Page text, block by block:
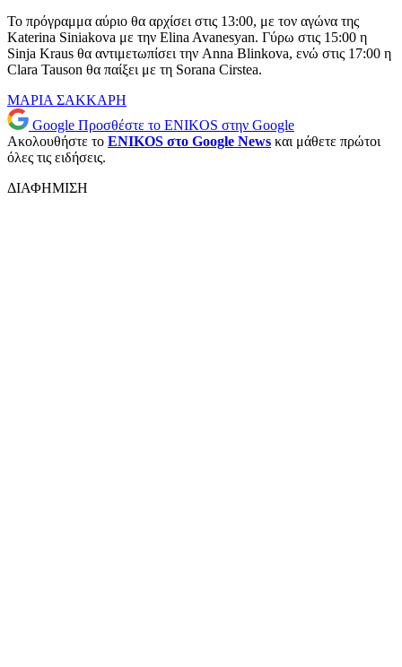
Το πρόγραμμα αύριο θα αρχίσει στις 13:00, με τον αγώνα της
Katerina Siniakova με την Elina Avanesyan. Γύρω στις 15:00 η
Sinja Kraus θα αντιμετωπίσει την Anna Blinkova, ενώ στις 17:00 η
Clara Tauson θα παίξει με τη Sorana Cirstea.
ΜΑΡΙΑ ΣΑΚΚΑΡΗ
Google Προσθέστε το ENIKOS στην Google
Ακολουθήστε το ENIKOS στο Google News και μάθετε πρώτοι
όλες τις ειδήσεις.
ΔΙΑΦΗΜΙΣΗ